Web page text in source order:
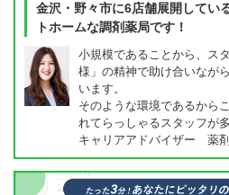
金沢・野々市に6店舗展開してい
トホームな調剤薬局です！
小規模であることから、ス
様」の精神で助け合いなが
います。
そのような環境であるから
れてらっしゃるスタッフが
キャリアアドバイザー 薬